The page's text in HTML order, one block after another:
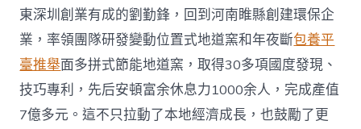
東深圳創業有成的劉勤鋒，回到河南睢縣創建環保企
業，率領團隊研發變動位置式地道窯和年夜斷包養平
臺推舉面多拼式節能地道窯，取得30多項國度發現、
技巧專利，先后安頓富余休息力1000余人，完成產值
7億多元。這不只拉動了本地經濟成長，也鼓勵了更